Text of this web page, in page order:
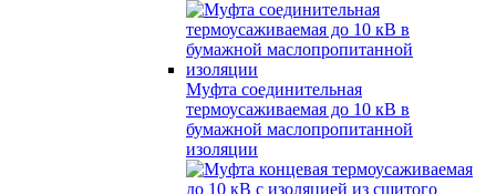
Муфта соединительная
термоусаживаемая до 10 кВ в
бумажной маслопропитанной
изоляции